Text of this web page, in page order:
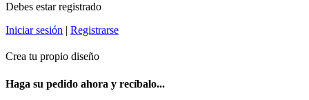
Debes estar registrado
Iniciar sesión | Registrarse
Crea tu propio diseño
Haga su pedido ahora y recíbalo...